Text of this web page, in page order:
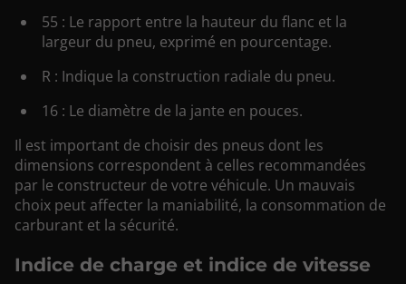
55 : Le rapport entre la hauteur du flanc et la
largeur du pneu, exprimé en pourcentage.
R : Indique la construction radiale du pneu.
16 : Le diamètre de la jante en pouces.
Il est important de choisir des pneus dont les
dimensions correspondent à celles recommandées
par le constructeur de votre véhicule. Un mauvais
choix peut affecter la maniabilité, la consommation de
carburant et la sécurité.
Indice de charge et indice de vitesse